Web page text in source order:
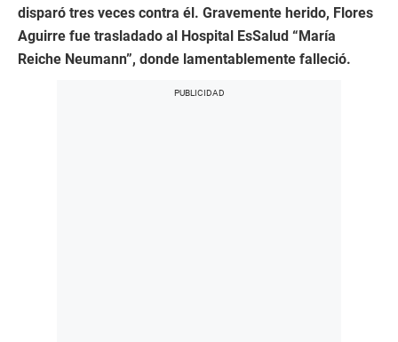
disparó tres veces contra él. Gravemente herido, Flores
Aguirre fue trasladado al Hospital EsSalud “María
Reiche Neumann”, donde lamentablemente falleció.